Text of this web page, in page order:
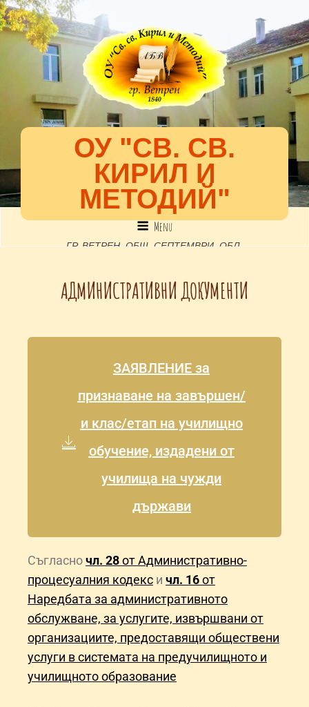
ОУ "СВ. СВ.
КИРИЛ И
МЕТОДИЙ"
ГР. ВЕТРЕН, ОБЩ. СЕПТЕМВРИ, ОБЛ.
1301891@EDU.MON.BG
Menu
АДМИНИСТРАТИВНИ ДОКУМЕНТИ
ЗАЯВЛЕНИЕ за
признаване на завършен/
и клас/етап на училищно
обучение, издадени от
училища на чужди
държави
Съгласночл. 28от Административно-
процесуалния кодекс и чл. 16от
Наредбата за административното
обслужване, за услугите, извършвани от
организациите, предоставящи обществени
услуги в системата на предучилищното и
училищното образование